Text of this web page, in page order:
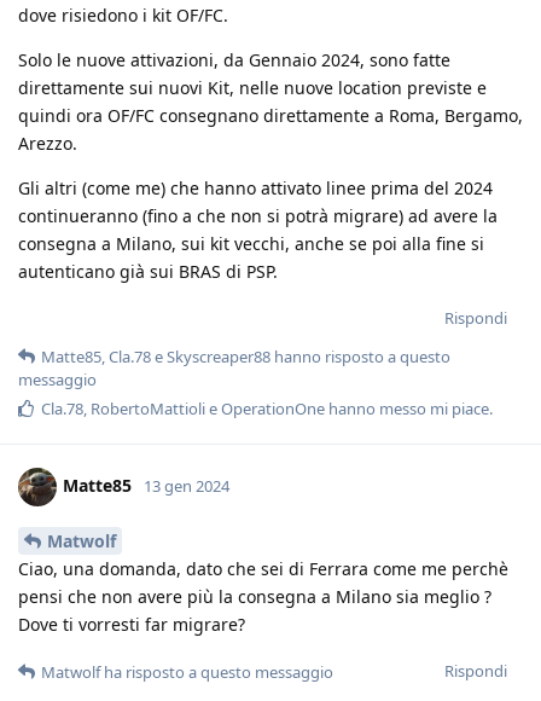
dove risiedono i kit OF/FC.
Solo le nuove attivazioni, da Gennaio 2024, sono fatte
direttamente sui nuovi Kit, nelle nuove location previste e
quindi ora OF/FC consegnano direttamente a Roma, Bergamo,
Arezzo.
Gli altri (come me) che hanno attivato linee prima del 2024
continueranno (fino a che non si potrà migrare) ad avere la
consegna a Milano, sui kit vecchi, anche se poi alla fine si
autenticano già sui BRAS di PSP.
Rispondi
Matte85,Cla.78eSkyscreaper88 hanno risposto a questo
messaggio
Cla.78, RobertoMattiolieOperationOne hanno messo mi piace.
Matte85 13 gen 2024
Matwolf
Ciao, una domanda, dato che sei di Ferrara come me perchè
pensi che non avere più la consegna a Milano sia meglio ?
Dove ti vorresti far migrare?
Rispondi
Matwolfha risposto a questo messaggio